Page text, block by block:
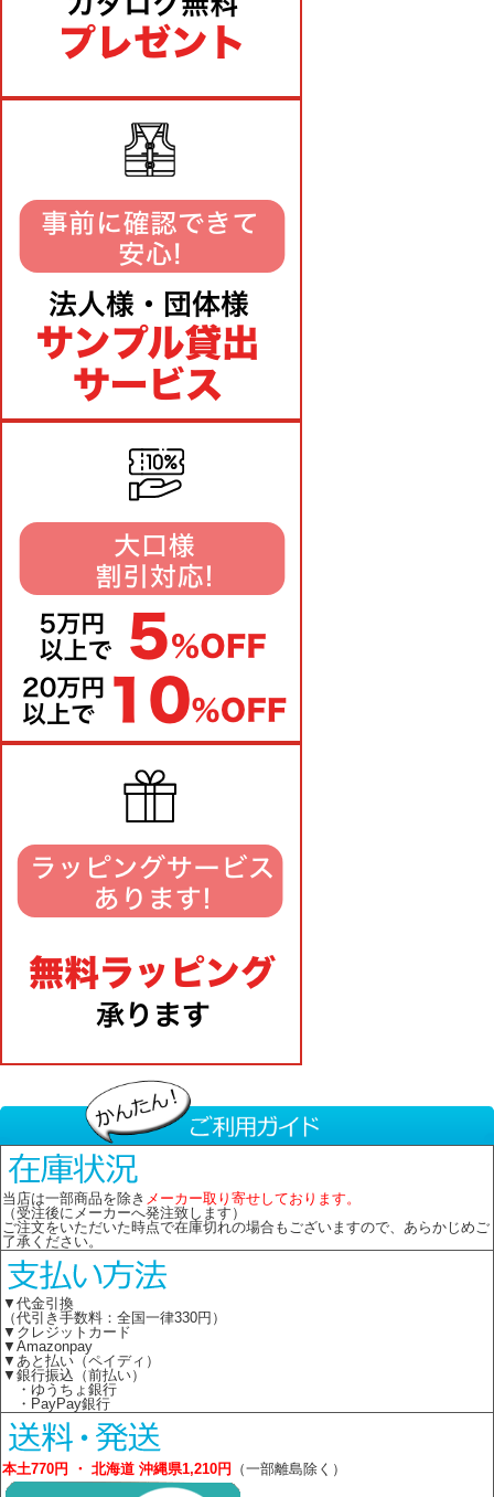
当店は一部商品を除き メーカー取り寄せしております。
（受注後にメーカーへ発注致します）
ご注文をいただいた時点で在庫切れの場合もございますので、あらかじめご
了承ください。
▼代金引換
（代引き手数料：全国一律330円）
▼クレジットカード
▼Amazonpay
▼あと払い（ペイディ）
▼銀行振込（前払い）
・ゆうちょ銀行
・PayPay銀行
本土770円 ・ 北海道 沖縄県1,210円 （一部離島除く）